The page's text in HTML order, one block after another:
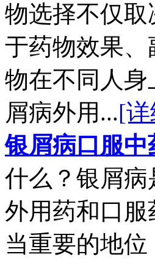
物选择不仅
于药物效果
物在不同人
屑病外用...[
银屑病口服中
什么？银屑
外用药和口
当重要的地